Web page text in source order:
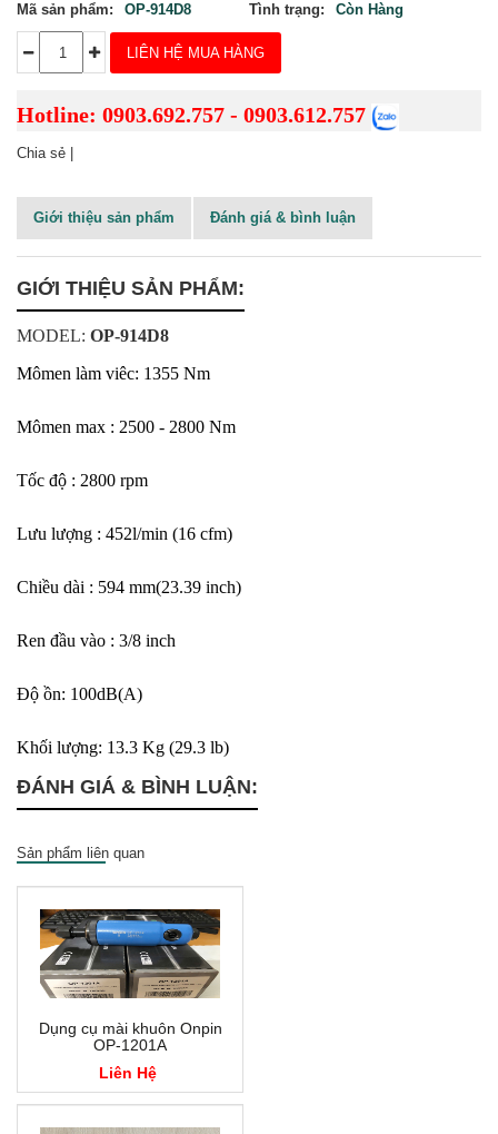
Mã sản phẩm:
OP-914D8 Tình trạng: Còn Hàng
LIÊN HỆ MUA HÀNG
Hotline: 0903.692.757 - 0903.612.757
Chia sẻ |
Giới thiệu sản phẩm Đánh giá & bình luận
GIỚI THIỆU SẢN PHẨM:
MODEL: OP-914D8
Mômen làm viêc: 1355 Nm
Mômen max : 2500 - 2800 Nm
Tốc độ : 2800 rpm
Lưu lượng : 452l/min (16 cfm)
Chiều dài : 594 mm(23.39 inch)
Ren đầu vào : 3/8 inch
Độ ồn: 100dB(A)
Khối lượng: 13.3 Kg (29.3 lb)
ĐÁNH GIÁ & BÌNH LUẬN:
Sản phẩm liên quan
Dụng cụ mài khuôn Onpin
OP-1201A
Liên Hệ